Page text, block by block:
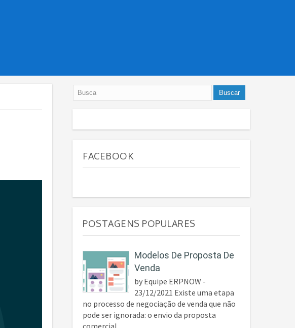
FACEBOOK
POSTAGENS POPULARES
Modelos De Proposta De
Venda
by Equipe ERPNOW -
23/12/2021 Existe uma etapa
no processo de negociação de venda que não
pode ser ignorada: o envio da proposta